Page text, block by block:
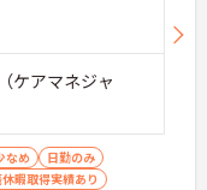
ケアマネジャ
なめ
日勤のみ
暇取得実績あり